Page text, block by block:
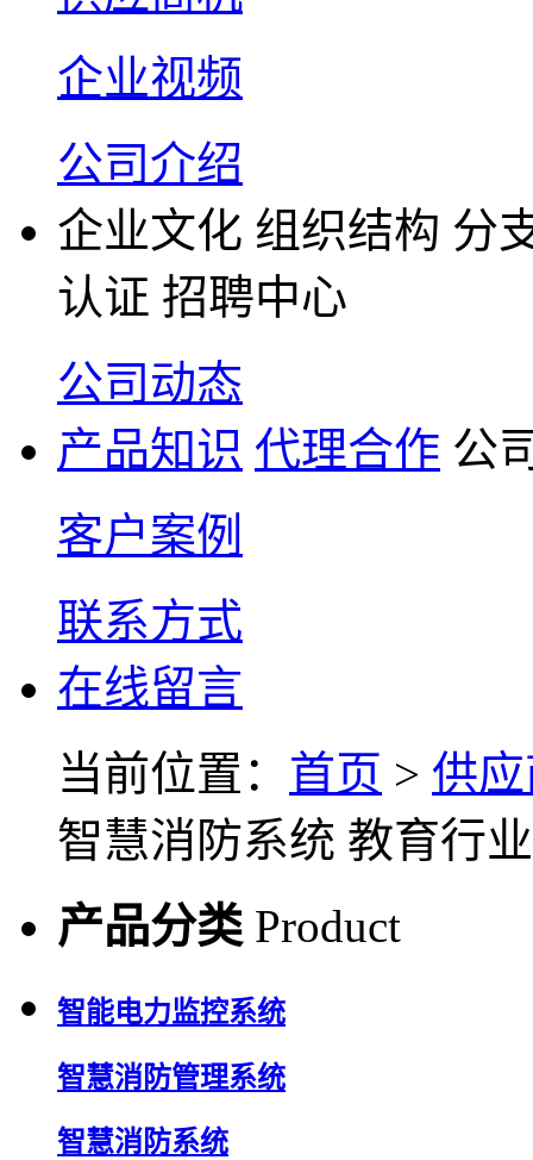
企业视频
公司介绍
企业文化 组织结构 分
认证 招聘中心
公司动态
产品知识 代理合作 公
客户案例
联系方式
在线留言
当前位置： 首页 > 供
智慧消防系统 教育行
产品分类 Product
智能电力监控系统
智慧消防管理系统
智慧消防系统